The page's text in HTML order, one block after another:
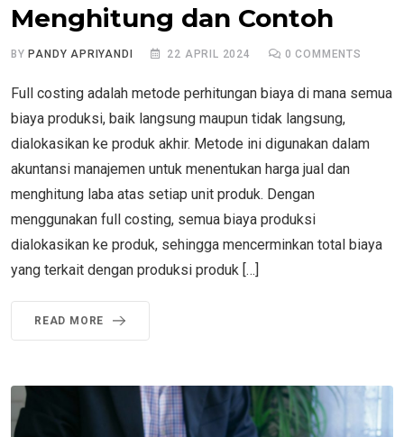
Menghitung dan Contoh
BY PANDY APRIYANDI 22 APRIL 2024 0 COMMENTS
Full costing adalah metode perhitungan biaya di mana semua
biaya produksi, baik langsung maupun tidak langsung,
dialokasikan ke produk akhir. Metode ini digunakan dalam
akuntansi manajemen untuk menentukan harga jual dan
menghitung laba atas setiap unit produk. Dengan
menggunakan full costing, semua biaya produksi
dialokasikan ke produk, sehingga mencerminkan total biaya
yang terkait dengan produksi produk […]
READ MORE